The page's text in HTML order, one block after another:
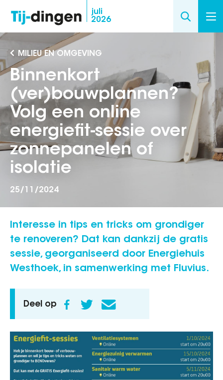
naar
de
inhoud
gaan
juli
2026
MILIEU EN OMGEVING
Binnenkort
(ver)bouwplannen?
Volg een online
energiefit-sessie over
zonnepanelen of
isolatie
25/11/2024
Interesse in tips en tricks om grondiger
te renoveren? Dat kan dankzij de gratis
sessie, georganiseerd door Energiehuis
Westhoek, in samenwerking met Fluvius.
Deel op